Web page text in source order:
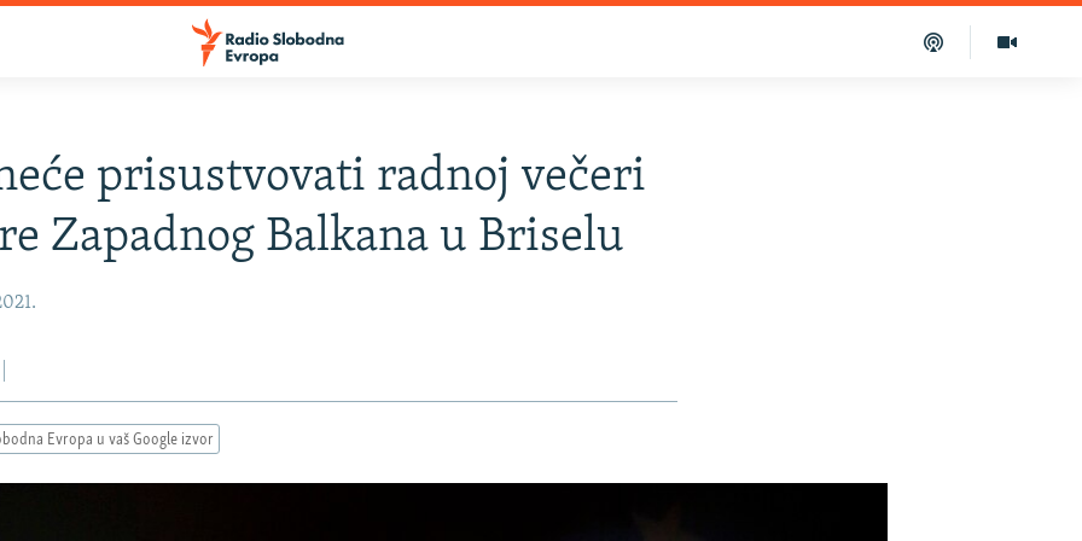
prisustvovati radnoj večeri
Zapadnog Balkana u Briselu
Evropa u vaš Google izvor